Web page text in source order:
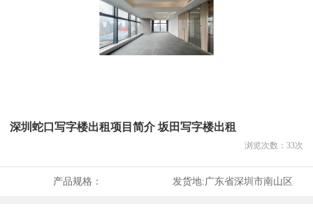
深圳蛇口写字楼出租项目简介 坂田写字楼出租
浏览次数： 33次
产品规格： 发货地:广东省深圳市南山区